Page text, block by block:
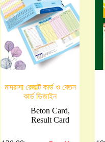
মাদরাসা রেজাল্ট কার্ড ও বেতন
কার্ড ডিজাইন
Beton Card,
Result Card